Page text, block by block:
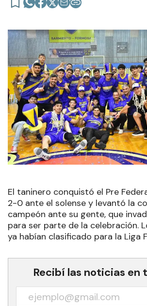
El taninero conquistó el Pre
2-0 ante el solense y levantó la
campeón ante su gente, que
para ser parte de la celebración.
ya habían clasificado para la Liga
Recibí las noticias en